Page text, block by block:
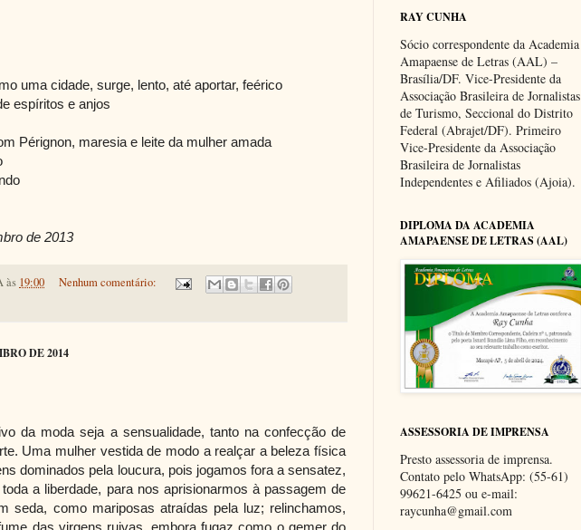
uma cidade, surge, lento, até aportar, feérico
espíritos e anjos
Pérignon, maresia e leite da mulher amada
de 2013
às 19:00
Nenhum comentário:
DE 2014
da moda seja a sensualidade, tanto na confecção de
Uma mulher vestida de modo a realçar a beleza física
dominados pela loucura, pois jogamos fora a sensatez,
a liberdade, para nos aprisionarmos à passagem de
seda, como mariposas atraídas pela luz; relinchamos,
RAY CUNHA
Sócio correspondente da Academia
Amapaense de Letras (AAL) –
Brasília/DF. Vice-Presidente da
Associação Brasileira de Jornalistas
de Turismo, Seccional do Distrito
Federal (Abrajet/DF). Primeiro
Vice-Presidente da Associação
Brasileira de Jornalistas
Independentes e Afiliados (Ajoia).
DIPLOMA DA ACADEMIA
AMAPAENSE DE LETRAS (AAL)
ASSESSORIA DE IMPRENSA
Presto assessoria de imprensa.
Contato pelo WhatsApp: (55-61)
99621-6425 ou e-mail:
raycunha@gmail.com